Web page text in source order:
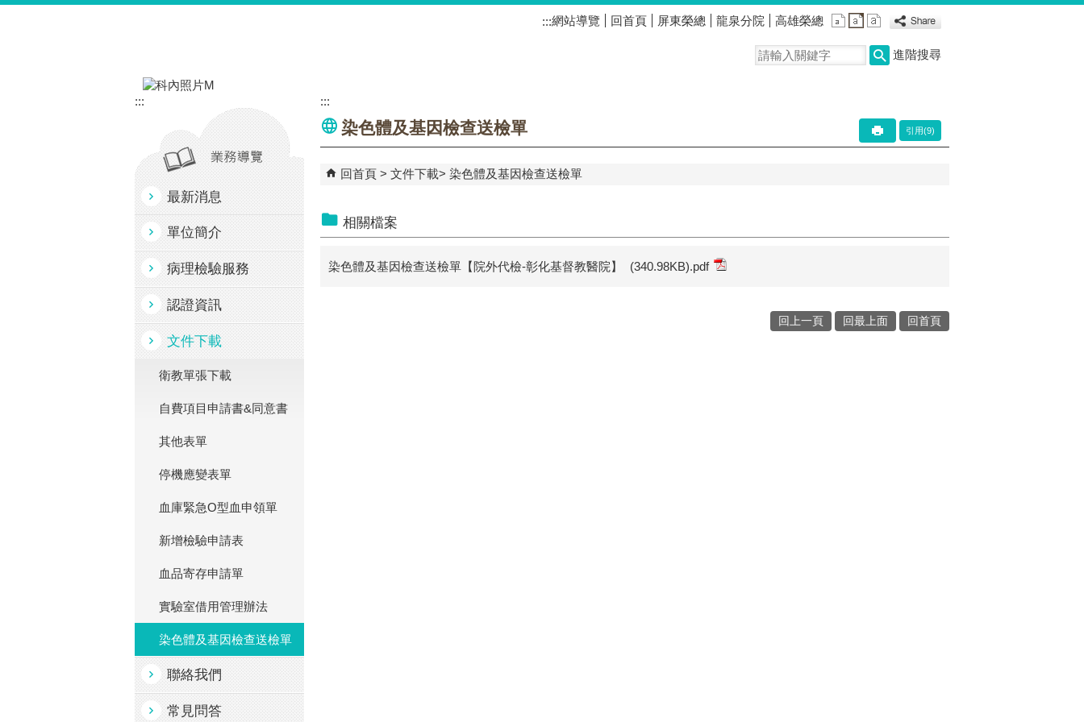
:::網站導覽 回首頁 屏東榮總 龍泉分院 高雄榮總
進階搜尋
:::
最新消息
單位簡介
病理檢驗服務
認證資訊
文件下載
衛教單張下載
自費項目申請書&同意書
其他表單
停機應變表單
血庫緊急O型血申領單
新增檢驗申請表
血品寄存申請單
實驗室借用管理辦法
染色體及基因檢查送檢單
聯絡我們
常見問答
:::
染色體及基因檢查送檢單 引用(9)
回首頁 文件下載 染色體及基因檢查送檢單
相關檔案
染色體及基因檢查送檢單【院外代檢-彰化基督教醫院】 (340.98KB).pdf
回上一頁 回最上面 回首頁